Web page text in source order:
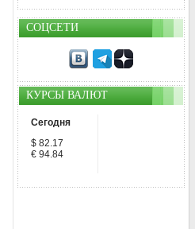
СОЦСЕТИ
КУРСЫ ВАЛЮТ
Сегодня
$ 82.17
€ 94.84